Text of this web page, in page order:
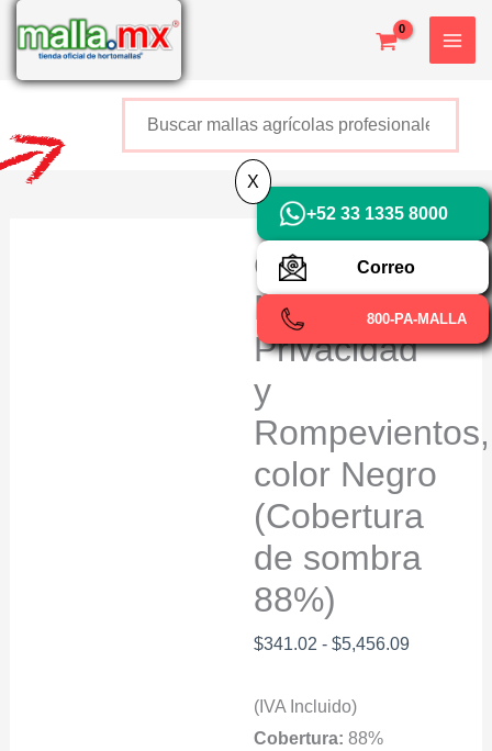
contenido
OBAMALLA®
Malla
Privacidad
y
Rompevientos,
color Negro
(Cobertura
de sombra
88%)
$341.02 - $5,456.09
(IVA Incluido)
Cobertura: 88%
X
+52 800 726 2552
+52 33 1335 8000
Correo
800-PA-MALLA
X